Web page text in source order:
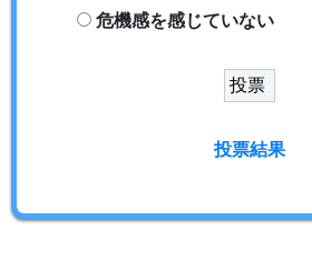
危機感を感じていない
投票結果